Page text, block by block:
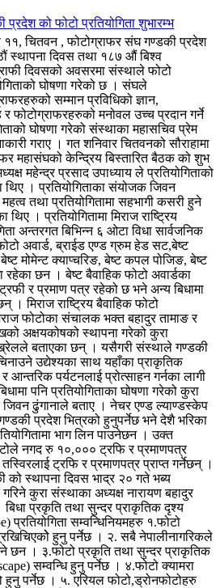
को फोटो प्रतियोगिता शुभारम्भ
११, चितवन , फोटोग्राफर संघ गण्डकी प्रदेश
स्थापना दिवस तथा १८७ औं बिश्व
दिवसको अवसरमा संस्थाले फोटो
घोषणा गरेको छ । संघले
सम्मान प्रविधिको ज्ञान,
र फोटोग्राफरहरुको मनोवल उच्च प्रदान गर्ने
घोषणा गरेको संस्थाका महासचिव प्रेम
गराए । गत शनिवार चितवनको सौराहामा
महासंघको केन्द्रिय बिस्तारित बैठक को शुभ
महेन्द्र प्रसाद उपाध्याय ले प्रतियोगिताको
थिए । प्रतियोगिताका संयोजक जिवन
तथा प्रतियोगितामा सहभागी कसरी हुने
थिए । प्रतियोगितामा मिराज राष्ट्रिय
अन्तरगत बिभिन्न ६ ओटा विधा सार्वजनिक
अवार्ड, ब्राईड एण्ड ग्रुम हेड सट,बेष्ट
मोमेन्ट क्याप्चरिङ, बेष्ट कपल पोजिङ, बेष्ट
रहेका छन । बेष्ट बैवाहिक फोटो अवार्डका
र प्रमाण पत्र रहेको छ भने अन्य बिधामा
। मिराज राष्ट्रिय बैवाहिक फोटो
फोटोका संचालक भक्त बहादुर तामाङ र
अक्षयकोषको स्थापना गरेको कुरा
बताएका छन् । यसैगरी संस्थाले गण्डकी
उद्येश्यका साथ यहाँका प्राकृतिक
आन्तरिक पर्यटनलाई प्रोत्साहन गर्नका लागी
पनि प्रतियोगिताका घोषणा गरेको कुरा
ढुंगानाले बताए । नेचर एण्ड ल्याण्डस्केप
प्रदेश भित्रको हुनुपर्नेछ भने देशै भरिका
भाग लिन पाउनेछन । उक्त
नगद रु १०,००० ट्रफि र प्रमाणपत्र
ट्रफि र प्रमाणपत्र प्राप्त गर्नेछन् ।
को स्थापना दिवस भाद्र २० गते भब्य
कुरा संस्थाका अध्यक्ष नारायण बहादुर
बिधा प्रकृति तथा सुन्दर प्राकृतिक दृश्य
प्रतियोगिता सम्वन्धिनियमहरु १.फोटो
हुनु पर्नेछ । २. सबै नेपालीनागरिकले
छन । ३.फोटो प्रकृति तथा सुन्दर प्राकृतिक
सम्वन्धि हुनु पर्नेछ । ४.फोटो क्यामरा
पर्नेछ । ५. एरियल फोटो,ड्रोनफोटोहरु